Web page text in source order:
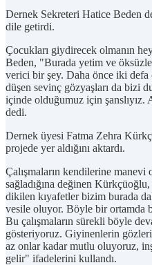
Dernek Sekreteri Hatice Beden
dile getirdi.
Çocukları giydirecek olmanın
Beden, "Burada yetim ve
verici bir şey. Daha önce iki defa
düşen sevinç gözyaşları da bizi
içinde olduğumuz için şanslıyız.
dedi.
Dernek üyesi Fatma Zehra
projede yer aldığını aktardı.
Çalışmaların kendilerine
sağladığına değinen
dikilen kıyafetler bizim burada
vesile oluyor. Böyle bir ortamda
Bu çalışmaların sürekli böyle
gösteriyoruz. Giyinenlerin
az onlar kadar mutlu oluyoruz,
gelir" ifadelerini kullandı.